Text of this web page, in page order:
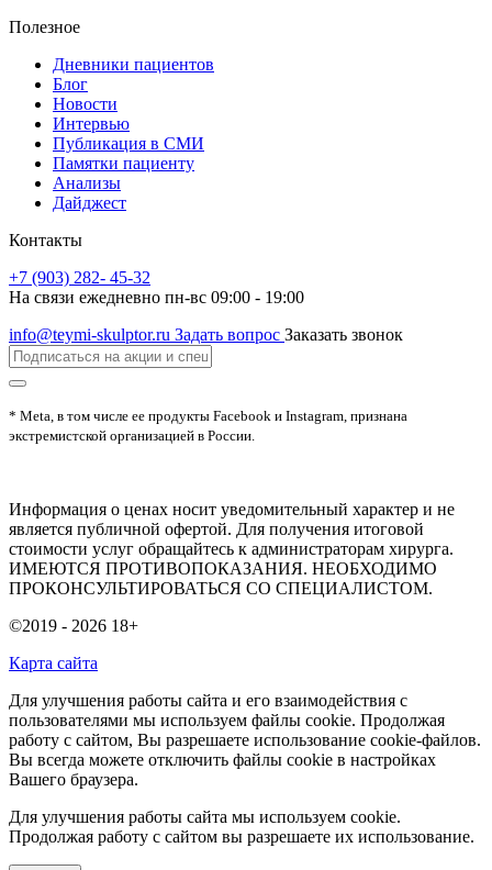
Полезное
Дневники пациентов
Блог
Новости
Интервью
Публикация в СМИ
Памятки пациенту
Анализы
Дайджест
Контакты
+7 (903) 282- 45-32
На связи ежедневно пн-вс 09:00 - 19:00
info@teymi-skulptor.ru Задать вопрос Заказать звонок
* Meta, в том числе ее продукты Facebook и Instagram, признана
экстремистской организацией в России.
Информация о ценах носит уведомительный характер и не
является публичной офертой. Для получения итоговой
стоимости услуг обращайтесь к администраторам хирурга.
ИМЕЮТСЯ ПРОТИВОПОКАЗАНИЯ. НЕОБХОДИМО
ПРОКОНСУЛЬТИРОВАТЬСЯ СО СПЕЦИАЛИСТОМ.
©2019 - 2026 18+
Карта сайта
Для улучшения работы сайта и его взаимодействия с
пользователями мы используем файлы cookie. Продолжая
работу с сайтом, Вы разрешаете использование cookie-файлов.
Вы всегда можете отключить файлы cookie в настройках
Вашего браузера.
Для улучшения работы сайта мы используем cookie.
Продолжая работу с сайтом вы разрешаете их использование.